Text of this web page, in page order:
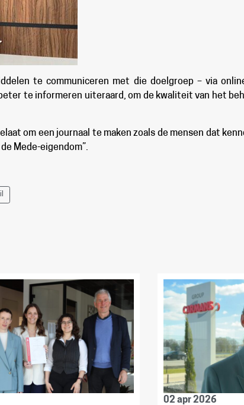
te communiceren met die doelgroep – via
te informeren uiteraard, om de kwaliteit van het
om een journaal te maken zoals de mensen dat
Mede-eigendom”.
02 apr 2026